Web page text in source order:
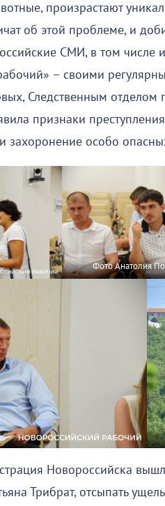
произрастают
об этой проблеме, и
СМИ, в том числе и
– своими
Следственным отделом
признаки
захоронение особо
Фото Анатолия
Новороссийска
Трибрат, отсыпать